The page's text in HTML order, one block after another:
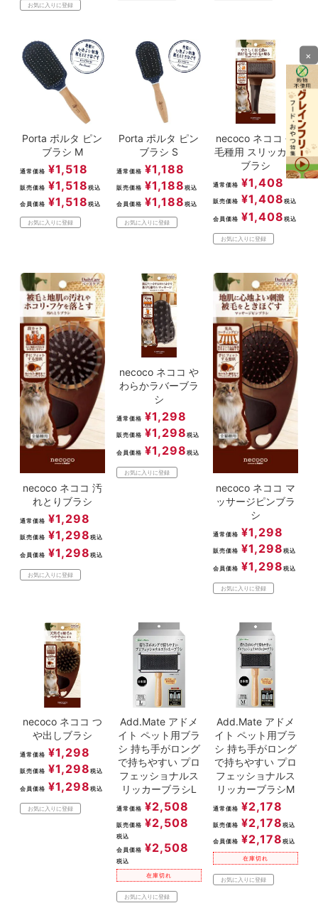
お気に入りに登録
Porta ポルタ ピン
ブラシ M
通常価格 ¥1,518
販売価格 ¥1,518 税込
会員価格 ¥1,518 税込
お気に入りに登録
Porta ポルタ ピン
ブラシ S
通常価格 ¥1,188
販売価格 ¥1,188 税込
会員価格 ¥1,188 税込
お気に入りに登録
necoco ネココ 長
毛種用 スリッカー
ブラシ
通常価格 ¥1,408
販売価格 ¥1,408 税込
会員価格 ¥1,408 税込
お気に入りに登録
necoco ネココ 汚
れとりブラシ
通常価格 ¥1,298
販売価格 ¥1,298 税込
会員価格 ¥1,298 税込
お気に入りに登録
necoco ネココ や
わらかラバーブラ
シ
通常価格 ¥1,298
販売価格 ¥1,298 税込
会員価格 ¥1,298 税込
お気に入りに登録
necoco ネココ マ
ッサージピンブラ
シ
通常価格 ¥1,298
販売価格 ¥1,298 税込
会員価格 ¥1,298 税込
お気に入りに登録
necoco ネココ つ
や出しブラシ
通常価格 ¥1,298
販売価格 ¥1,298 税込
会員価格 ¥1,298 税込
お気に入りに登録
Add.Mate アドメ
イト ペット用ブラ
シ 持ち手がロング
で持ちやすい プロ
フェッショナルス
リッカーブラシL
通常価格 ¥2,508
販売価格 ¥2,508
税込
会員価格 ¥2,508
税込
在庫切れ
お気に入りに登録
Add.Mate アドメ
イト ペット用ブラ
シ 持ち手がロング
で持ちやすい プロ
フェッショナルス
リッカーブラシM
通常価格 ¥2,178
販売価格 ¥2,178 税込
会員価格 ¥2,178 税込
在庫切れ
お気に入りに登録
×